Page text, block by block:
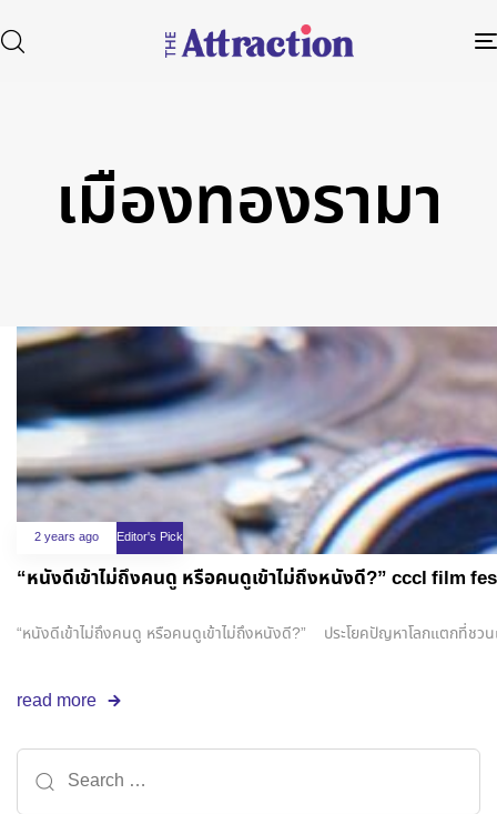
Type and hit enter
เมืองทองรามา
2 years ago Editor's Pick
“หนังดีเข้าไม่ถึงคนดู หรือคนดูเข้าไม่ถึงหนังดี?” cccl
“หนังดีเข้าไม่ถึงคนดู หรือคนดูเข้าไม่ถึงหนังดี?” ประโยคปัญหาโลกแตกที่ชว
read more